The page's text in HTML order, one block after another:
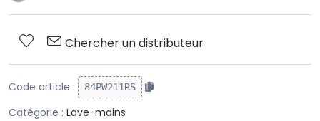
Chercher un distributeur
Code article : 84PW211RS
Catégorie : Lave-mains